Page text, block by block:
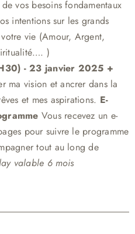
vos besoins fondamentaux
intentions sur les grands
vie (Amour, Argent,
)
- 23 janvier 2025 +
ma vision et ancrer dans la
et mes aspirations. E-
Vous recevez un e-
pour suivre le programme
tout au long de
valable 6 mois